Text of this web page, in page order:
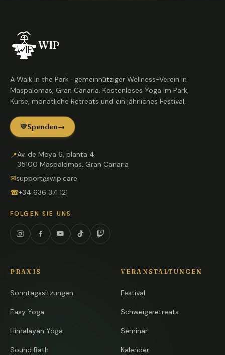
WIP
A Walk In the Park · gemeinnütziger Wellness-Verein in
Maspalomas, Gran Canaria. Kostenloses Yoga im Park,
Kurse, monatliche Retreats und ein jährliches Festival.
💛Spenden→
📍Av. de Moya 6, planta 4
35100 Maspalomas, Gran Canaria
✉support@wip.care
☎+34 636 371 121
FOLGEN SIE UNS
InstagramFacebookYouTubeTikTokTwitch
PRAXIS
Sonntagssitzungen
Easy Yoga
Himalayan Yoga
Sound Bath
VERANSTALTUNGEN
Festival
Schweigeretreats
Seminar
Kalender